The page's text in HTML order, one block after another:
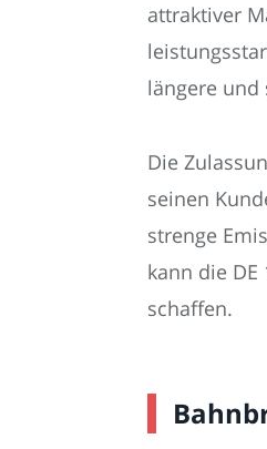
attraktiver
längere und
Die
seinen
strenge
kann die
schaffen.